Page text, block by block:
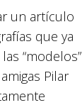
un artículo
que ya
“modelos”
Pilar